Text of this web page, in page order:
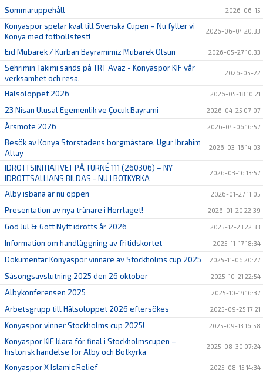
Sommaruppehåll 2026-06-15
Konyaspor spelar kval till Svenska Cupen – Nu fyller vi
Konya med fotbollsfest!
2026-06-04 20:33
Eid Mubarek / Kurban Bayramimiz Mubarek Olsun 2026-05-27 10:33
Sehrimin Takimi sänds på TRT Avaz - Konyaspor KIF vår
verksamhet och resa.
2026-05-22
Hälsoloppet 2026 2026-05-18 10:21
23 Nisan Ulusal Egemenlik ve Çocuk Bayrami 2026-04-25 07:07
Årsmöte 2026 2026-04-06 16:57
Besök av Konya Storstadens borgmästare, Ugur Ibrahim
Altay
2026-03-16 14:03
IDROTTSINITIATIVET PÅ TURNÉ 111 (260306) – NY
IDROTTSALLIANS BILDAS - NU I BOTKYRKA
2026-03-16 13:57
Alby isbana är nu öppen 2026-01-27 11:05
Presentation av nya tränare i Herrlaget! 2026-01-20 22:39
God Jul & Gott Nytt idrotts år 2026 2025-12-23 22:33
Information om handläggning av fritidskortet 2025-11-17 18:34
Dokumentär Konyaspor vinnare av Stockholms cup 2025 2025-11-06 20:27
Säsongsavslutning 2025 den 26 oktober 2025-10-21 22:54
Albykonferensen 2025 2025-10-14 16:37
Arbetsgrupp till Hälsoloppet 2026 eftersökes 2025-09-25 17:21
Konyaspor vinner Stockholms cup 2025! 2025-09-13 16:58
Konyaspor KIF klara för final i Stockholmscupen –
historisk händelse för Alby och Botkyrka
2025-08-30 07:24
Konyaspor X Islamic Relief 2025-08-15 14:34